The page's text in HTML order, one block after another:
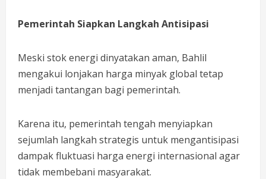
Pemerintah Siapkan Langkah Antisipasi
Meski stok energi dinyatakan aman, Bahlil
mengakui lonjakan harga minyak global tetap
menjadi tantangan bagi pemerintah.
Karena itu, pemerintah tengah menyiapkan
sejumlah langkah strategis untuk mengantisipasi
dampak fluktuasi harga energi internasional agar
tidak membebani masyarakat.